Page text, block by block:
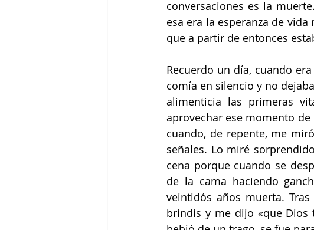
conversaciones es la
esa era la esperanza de
que a partir de entonces
Recuerdo un día, cuando
comía en silencio y no
alimenticia las primeras
aprovechar ese momento
cuando, de repente, me
señales. Lo miré
cena porque cuando se
de la cama haciendo
veintidós años muerta.
brindis y me dijo «que Dios